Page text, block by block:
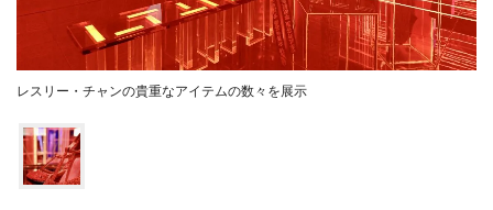
レスリー・チャンの貴重なアイテムの数々を展示